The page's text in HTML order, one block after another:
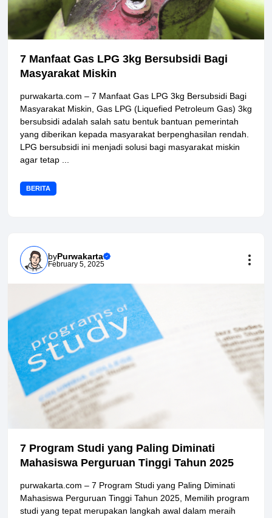
7 Manfaat Gas LPG 3kg Bersubsidi Bagi
Masyarakat Miskin
purwakarta.com – 7 Manfaat Gas LPG 3kg Bersubsidi Bagi
Masyarakat Miskin, Gas LPG (Liquefied Petroleum Gas) 3kg
bersubsidi adalah salah satu bentuk bantuan pemerintah
yang diberikan kepada masyarakat berpenghasilan rendah.
LPG bersubsidi ini menjadi solusi bagi masyarakat miskin
agar tetap ...
BERITA
byPurwakarta
February 5, 2025
7 Program Studi yang Paling Diminati
Mahasiswa Perguruan Tinggi Tahun 2025
purwakarta.com – 7 Program Studi yang Paling Diminati
Mahasiswa Perguruan Tinggi Tahun 2025, Memilih program
studi yang tepat merupakan langkah awal dalam meraih